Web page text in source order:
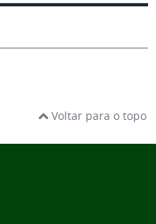
Voltar para o topo